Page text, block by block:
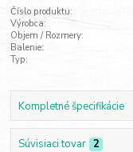
Číslo produktu:
Výrobca:
Objem / Rozmery:
Balenie:
Typ:
Kompletné špecifikácie
Súvisiaci tovar 2